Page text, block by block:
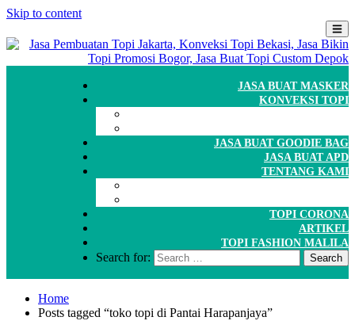
Skip to content
JASA BUAT MASKER
KONVEKSI TOPI
JASA BUAT GOODIE BAG
JASA BUAT APD
TENTANG KAMI
TOPI CORONA
ARTIKEL
TOPI FASHION MALILA
Search for:
Home
Posts tagged “toko topi di Pantai Harapanjaya”